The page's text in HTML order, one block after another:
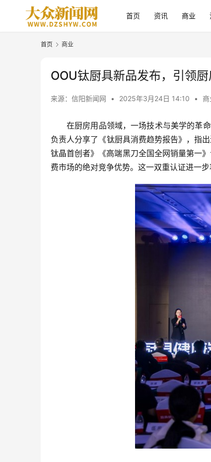
首页 资讯 商业
首页 商业
OOU钛厨具新品发布，引领
来源：信阳新闻网 • 2025年3月24日 14:10 • 商
在厨房用品领域，一场技术与美学的革
负责人分享了《钛厨具消费趋势报告》，指
钛晶首创者》《高端黑刀全国全网销量第一
费市场的绝对竞争优势。这一双重认证进一